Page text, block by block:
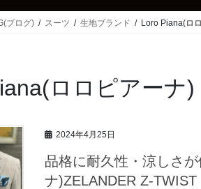
ブログ) スーツ 生地ブランド Loro Piana(ロ
ロロピアーナ)
2024年4月25日
品格に耐久性・涼しさ
ナ)ZELANDER Z-TWIST